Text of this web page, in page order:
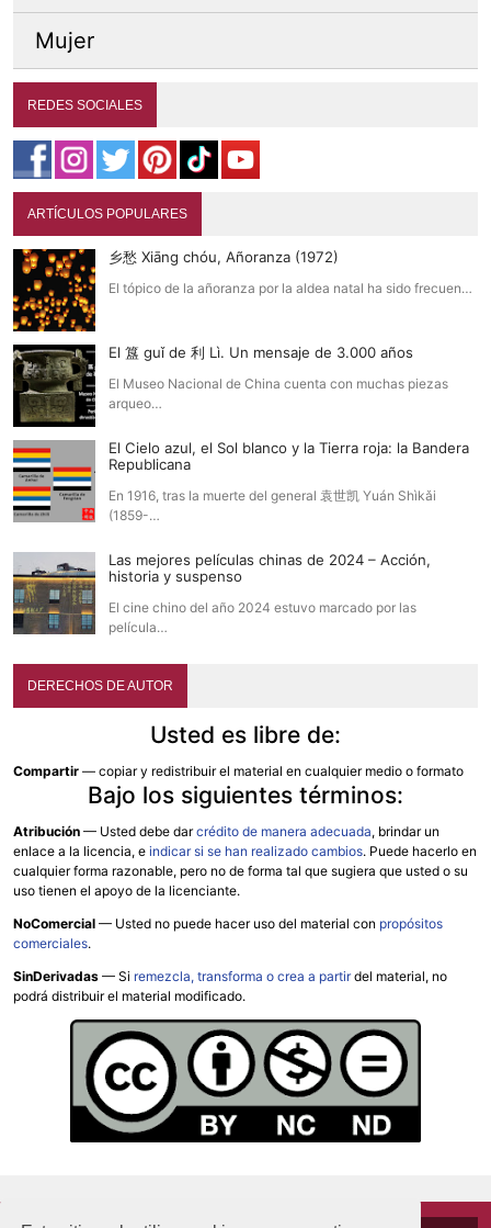
Mujer
REDES SOCIALES
ARTÍCULOS POPULARES
乡愁 Xiāng chóu, Añoranza (1972)
El tópico de la añoranza por la aldea natal ha sido frecuen…
El 簋 guǐ de 利 Lì. Un mensaje de 3.000 años
El Museo Nacional de China cuenta con muchas piezas
arqueo…
El Cielo azul, el Sol blanco y la Tierra roja: la Bandera
Republicana
En 1916, tras la muerte del general 袁世凯 Yuán Shìkǎi
(1859-…
Las mejores películas chinas de 2024 – Acción,
historia y suspenso
El cine chino del año 2024 estuvo marcado por las
película…
DERECHOS DE AUTOR
Usted es libre de:
Compartir — copiar y redistribuir el material en cualquier medio o formato
Bajo los siguientes términos:
Atribución — Usted debe darcrédito de manera adecuada, brindar un
enlace a la licencia, e indicar si se han realizado cambios. Puede hacerlo en
cualquier forma razonable, pero no de forma tal que sugiera que usted o su
uso tienen el apoyo de la licenciante.
NoComercial — Usted no puede hacer uso del material con propósitos
comerciales.
SinDerivadas — Si remezcla, transforma o crea a partirdel material, no
podrá distribuir el material modificado.